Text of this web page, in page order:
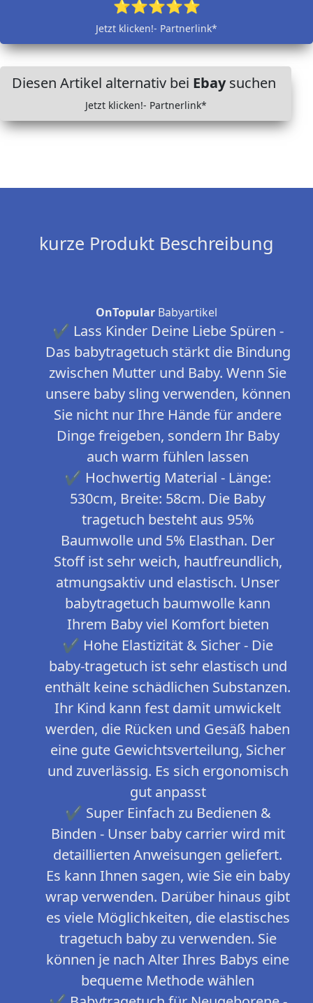
⭐⭐⭐⭐⭐
Jetzt klicken!- Partnerlink*
Diesen Artikel alternativ bei Ebaysuchen
Jetzt klicken!- Partnerlink*
kurze Produkt Beschreibung
OnTopular Babyartikel
✔ Lass Kinder Deine Liebe Spüren -
Das babytragetuch stärkt die Bindung
zwischen Mutter und Baby. Wenn Sie
unsere baby sling verwenden, können
Sie nicht nur Ihre Hände für andere
Dinge freigeben, sondern Ihr Baby
auch warm fühlen lassen
✔ Hochwertig Material - Länge:
530cm, Breite: 58cm. Die Baby
tragetuch besteht aus 95%
Baumwolle und 5% Elasthan. Der
Stoff ist sehr weich, hautfreundlich,
atmungsaktiv und elastisch. Unser
babytragetuch baumwolle kann
Ihrem Baby viel Komfort bieten
✔ Hohe Elastizität & Sicher - Die
baby-tragetuch ist sehr elastisch und
enthält keine schädlichen Substanzen.
Ihr Kind kann fest damit umwickelt
werden, die Rücken und Gesäß haben
eine gute Gewichtsverteilung, Sicher
und zuverlässig. Es sich ergonomisch
gut anpasst
✔ Super Einfach zu Bedienen &
Binden - Unser baby carrier wird mit
detaillierten Anweisungen geliefert.
Es kann Ihnen sagen, wie Sie ein baby
wrap verwenden. Darüber hinaus gibt
es viele Möglichkeiten, die elastisches
tragetuch baby zu verwenden. Sie
können je nach Alter Ihres Babys eine
bequeme Methode wählen